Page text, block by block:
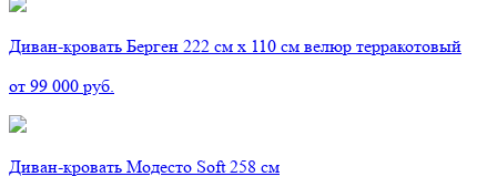
Диван-кровать Берген 222 см х 110 см велюр терракотовый
от 99 000 руб.
Диван-кровать Модесто Soft 258 см